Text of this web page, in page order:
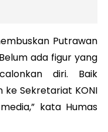
Putrawan
ada figur yang
diri. Baik
Sekretariat KONI
kata Humas